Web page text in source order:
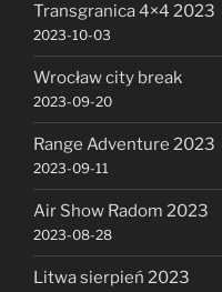
Transgranica 4×4 2023
2023-10-03
Wrocław city break
2023-09-20
Range Adventure 2023
2023-09-11
Air Show Radom 2023
2023-08-28
Litwa sierpień 2023